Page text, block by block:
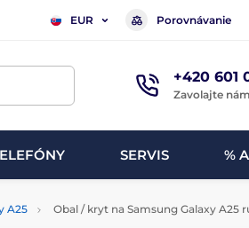
EUR Porovnávanie
+420 601
Zavolajte nám
SERVIS %
A25 Obal / kryt na Samsung Galaxy A25